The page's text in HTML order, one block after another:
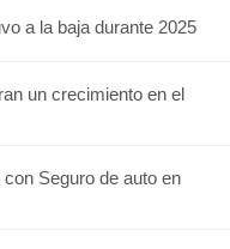
a la baja durante 2025
un crecimiento en el
Seguro de auto en